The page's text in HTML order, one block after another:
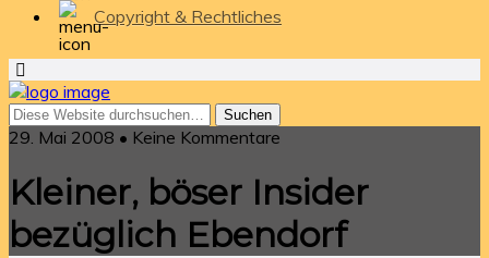
Copyright & Rechtliches
29. Mai 2008 • Keine Kommentare
Kleiner, böser Insider
bezüglich Ebendorf